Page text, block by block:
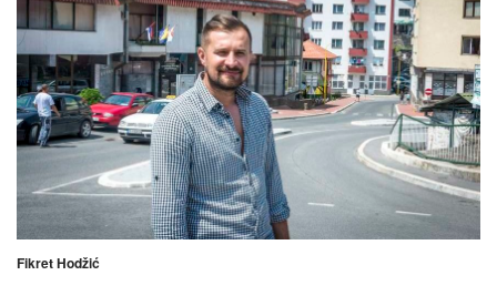
Fikret Hodžić